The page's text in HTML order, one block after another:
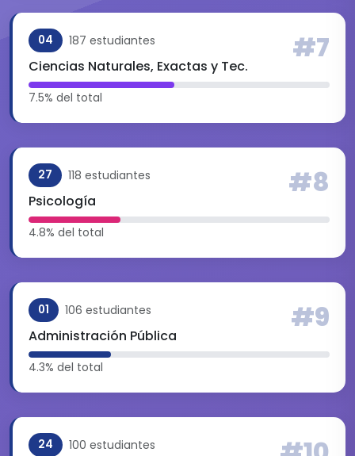
#7
04 187 estudiantes
Ciencias Naturales, Exactas y Tec.
7.5% del total
#8
27 118 estudiantes
Psicología
4.8% del total
#9
01 106 estudiantes
Administración Pública
4.3% del total
24 100 estudiantes